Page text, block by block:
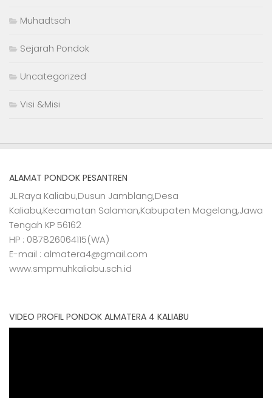
Muhadtsah
Sejarah Pondok
Uncategorized
Visi &Misi
ALAMAT PONDOK PESANTREN
JL.Raya Kaliabu,Dusun Jamblang,Desa
Kaliabu,Kecamatan Salaman,Kabupaten Magelang,Jawa
Tengah KP 56162
HP : 087826064115(WA)
E-mail : almatera4@gmail.com
www.smpmuhkaliabu.sch.id
VIDEO PROFIL PONDOK ALMATERA 4 KALIABU